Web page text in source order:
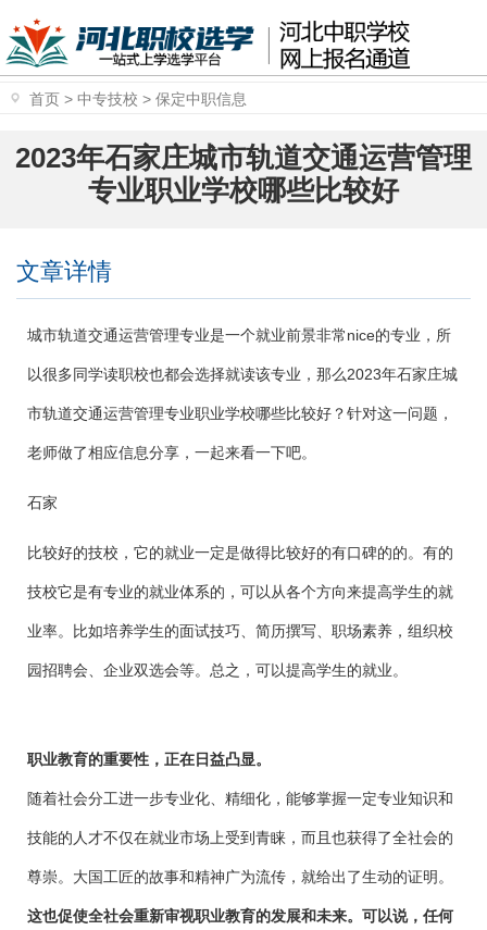
首页 > 中专技校 > 保定中职信息
2023年石家庄城市轨道交通运营管理
专业职业学校哪些比较好
文章详情
城市轨道交通运营管理专业是一个就业前景非常nice的专业，所
以很多同学读职校也都会选择就读该专业，那么2023年石家庄城
市轨道交通运营管理专业职业学校哪些比较好？针对这一问题，
老师做了相应信息分享，一起来看一下吧。
石家
比较好的技校，它的就业一定是做得比较好的有口碑的的。有的
技校它是有专业的就业体系的，可以从各个方向来提高学生的就
业率。比如培养学生的面试技巧、简历撰写、职场素养，组织校
园招聘会、企业双选会等。总之，可以提高学生的就业。
职业教育的重要性，正在日益凸显。
随着社会分工进一步专业化、精细化，能够掌握一定专业知识和
技能的人才不仅在就业市场上受到青睐，而且也获得了全社会的
尊崇。大国工匠的故事和精神广为流传，就给出了生动的证明。
这也促使全社会重新审视职业教育的发展和未来。可以说，任何